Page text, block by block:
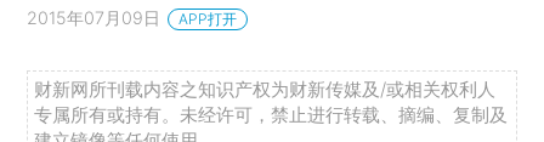
2015年07月09日 APP打开
财新网所刊载内容之知识产权为财新传媒及/或相关权利人
专属所有或持有。未经许可，禁止进行转载、摘编、复制及